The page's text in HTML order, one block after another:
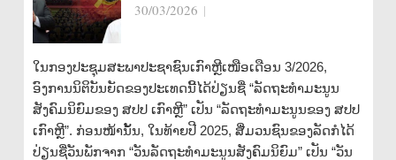
30/03/2026 |
ໃນກອງປະຊຸມສະພາປະຊາຊົນເກົາຫຼີເໜືອເດືອນ 3/2026,
ອົງການນິຕິບັນຍັດຂອງປະເທດນີ້ໄດ້ປ່ຽນຊື່ “ລັດຖະທຳມະນູນ
ສັງຄົມນິຍົມຂອງ ສປປ ເກົາຫຼີ” ເປັນ “ລັດຖະທຳມະນູນຂອງ ສປປ
ເກົາຫຼີ”. ກ່ອນໜ້ານັ້ນ, ໃນທ້າຍປີ 2025, ສື່ມວນຊົນຂອງລັດກໍໄດ້
ປ່ຽນຊື່ວັນພັກຈາກ “ວັນລັດຖະທຳມະນູນສັງຄົມນິຍົມ” ເປັນ “ວັນ